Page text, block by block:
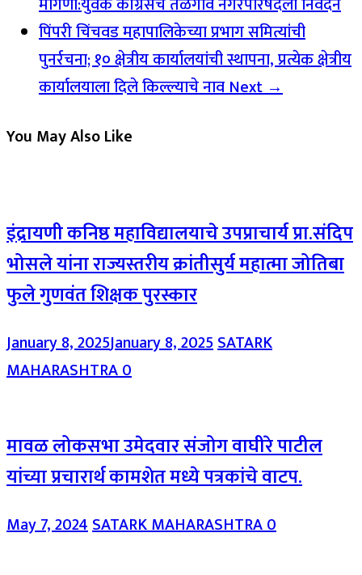
पिंपरी चिंचवड महापालिकेच्या प्रभाग समित्यांची
पुनर्रचना; १० क्षेत्रीय कार्यालयांची स्थापना, प्रत्येक क्षेत्रीय
कार्यालयाला दिले किल्ल्याचे नावNext →
You May Also Like
इंद्रायणी कनिष्ठ महाविद्यालयाचे उपप्राचार्य प्रा.संदिप
भोसले यांना राज्यस्तरीय क्रांतीसुर्य महात्मा जोतिबा
फुले गुणवंत शिक्षक पुरस्कार
January 8, 2025January 8, 2025SATARK
MAHARASHTRA0
मावळ लोकसभा उमेदवार संजोग वाघीरे पाटील
यांच्या प्रचारार्थ कामशेत मध्ये पत्रकांचे वाटप.
May 7, 2024SATARK MAHARASHTRA0